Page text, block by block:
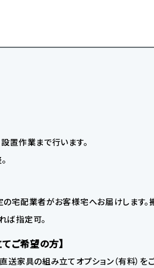
置作業まで行います。
宅配業者がお客様宅へお届けします。
指定可。
ご希望の方】
送家具の組み立てオプション（有料）を